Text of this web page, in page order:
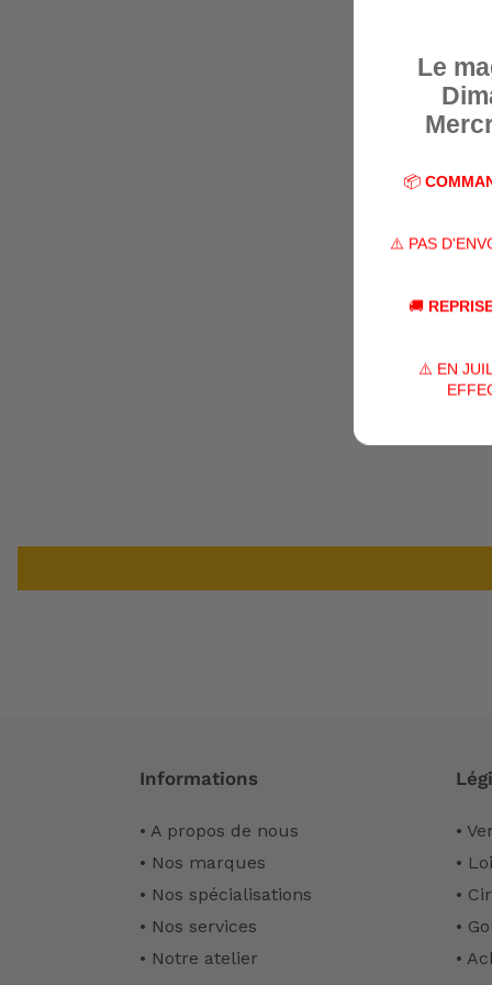
Informations
• A propos de nous
• Nos marques
• Nos spécialisations
• Nos services
• Notre atelier
•
•
•
•
•
Le
📦
⚠️ PAS
🚚
⚠️ EN